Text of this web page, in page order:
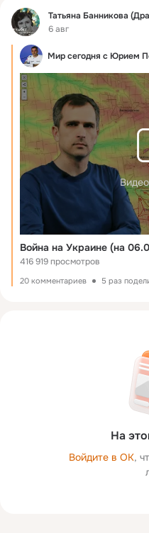
Фид Татьяна Банникова
6 авг
Мир сегодня с Юрием
416 919 просмотров
20 комментариев 5 раз
На
Войдите в ОК,